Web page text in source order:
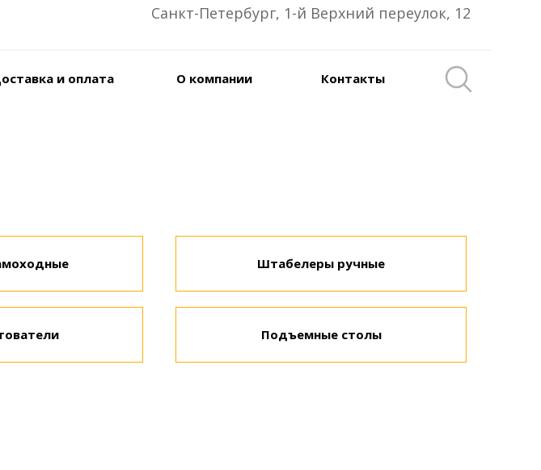
Санкт-Петербург, 1-й Верхний переулок, 12
и оплата О компании Контакты
Штабелеры ручные
Подъемные столы